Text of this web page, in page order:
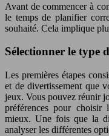
Avant de commencer à
le temps de planifier
souhaité. Cela implique
Sélectionner le type
Les premières étapes
et de divertissement que
jeux. Vous pouvez réunir
préférences pour
mieux. Une fois que la
analyser les différentes